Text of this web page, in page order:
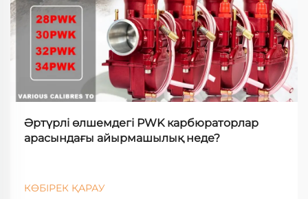
Әртүрлі өлшемдегі PWK карбюраторлар
арасындағы айырмашылық неде?
КӨБІРЕК ҚАРАУ